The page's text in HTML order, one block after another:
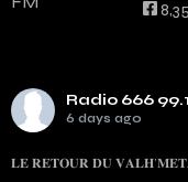
Radio 666
6 days ago
𝐋𝐄 𝐑𝐄𝐓𝐎𝐔𝐑 𝐃𝐔